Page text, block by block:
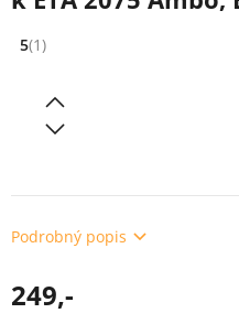
Hodnocení: 5 z 5 (1 recenzí)
5(1)
Podrobný popis
249,-